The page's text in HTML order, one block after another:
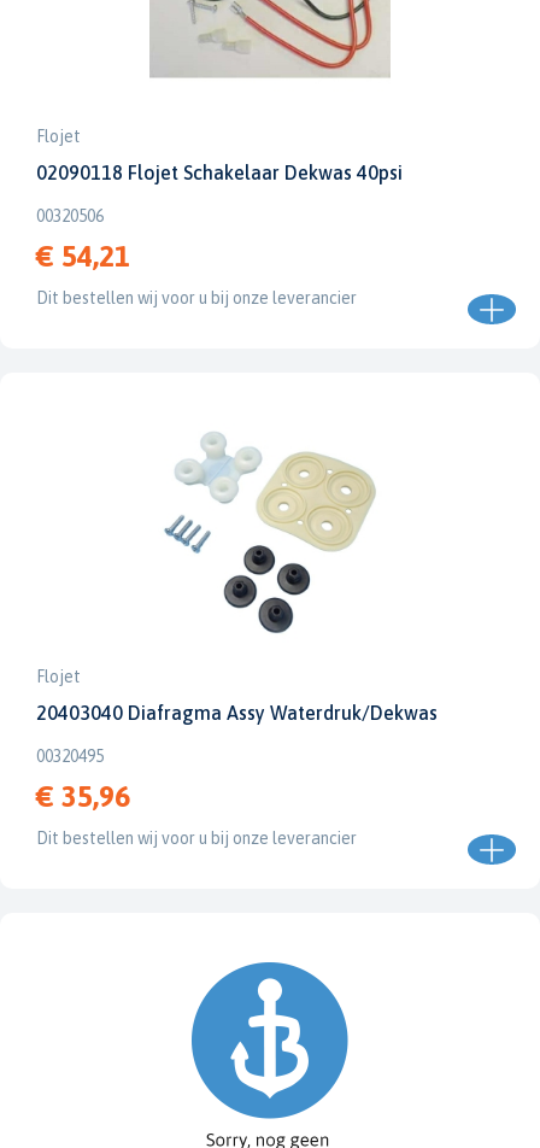
Flojet
02090118 Flojet Schakelaar Dekwas 40psi
00320506
€ 54,21
Dit bestellen wij voor u bij onze leverancier
Flojet
20403040 Diafragma Assy Waterdruk/Dekwas
00320495
€ 35,96
Dit bestellen wij voor u bij onze leverancier